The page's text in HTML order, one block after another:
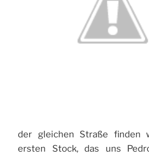
der gleichen Straße finden
ersten Stock, das uns